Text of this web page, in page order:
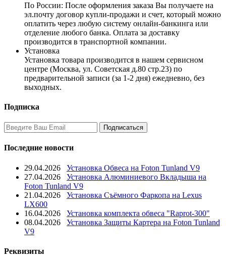
По России: После оформления заказа Вы получаете на
эл.почту договор купли-продажи и счет, который можно
оплатить через любую систему онлайн-банкинга или
отделение любого банка. Оплата за доставку
производится в транспортной компании.
Установка
Установка товара производится в нашем сервисном
центре (Москва, ул. Советская д.80 стр.23) по
предварительной записи (за 1-2 дня) ежедневно, без
выходных.
Подписка
Последние новости
29.04.2026
Установка Обвеса на Foton Tunland V9
27.04.2026
Установка Алюминиевого Вкладыша на
Foton Tunland V9
21.04.2026
Установка Съёмного Фаркопа на Lexus
LX600
16.04.2026
Установка комплекта обвеса "Raprot-300"
08.04.2026
Установка Защиты Картера на Foton Tunland
V9
Реквизиты